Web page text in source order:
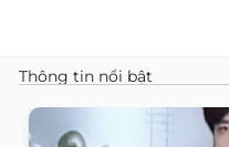
Thông tin nổi bật